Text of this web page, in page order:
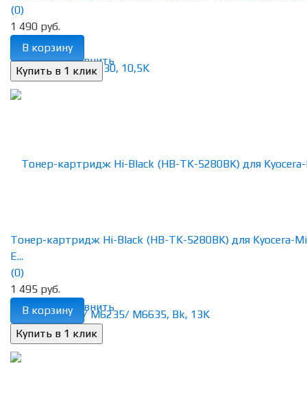
избранное сравнить
(0)
1 490 руб.
В корзину
избранное сравнить
Тонер-картридж Hi-Black (HB-TK-5280BK) для Kyocera-
E...
(0)
1 495 руб.
В корзину